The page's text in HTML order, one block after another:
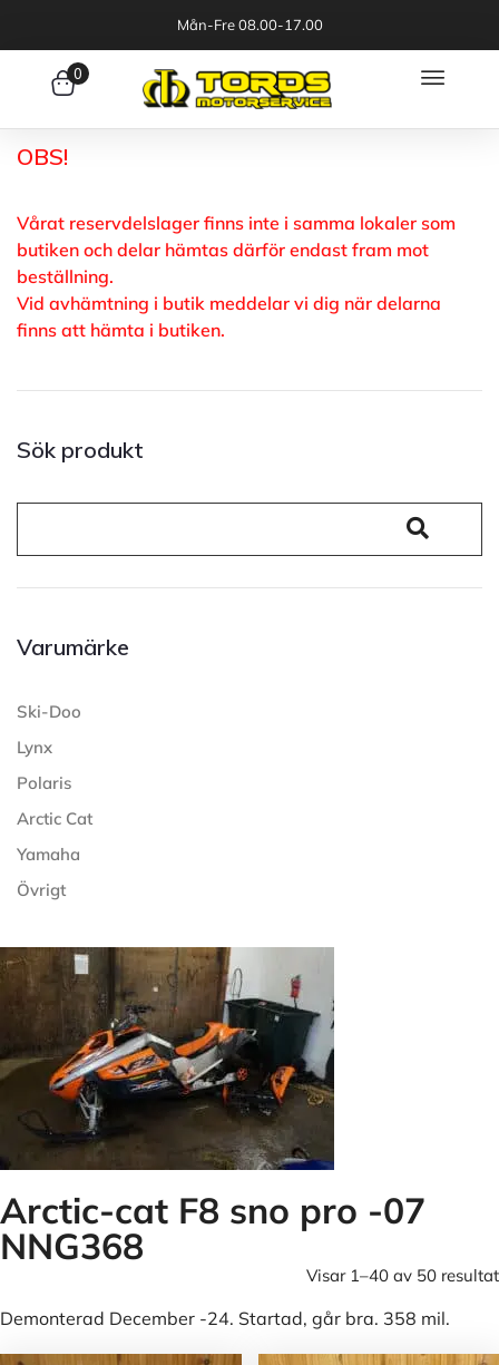
Mån-Fre 08.00-17.00
0
OBS!
Vårat reservdelslager finns inte i samma lokaler som
butiken och delar hämtas därför endast fram mot
beställning.
Vid avhämtning i butik meddelar vi dig när delarna
finns att hämta i butiken.
Sök produkt
Varumärke
Ski-Doo
Lynx
Polaris
Arctic Cat
Yamaha
Övrigt
Arctic-cat F8 sno pro -07
NNG368
Visar 1–40 av 50 resultat
Demonterad December -24. Startad, går bra. 358 mil.